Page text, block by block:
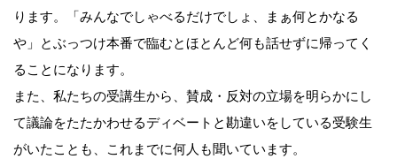
ります。「みんなでしゃべるだけでしょ、まぁ何とかなる
や」とぶっつけ本番で臨むとほとんど何も話せずに帰ってく
ることになります。
また、私たちの受講生から、賛成・反対の立場を明らかにし
て議論をたたかわせるディベートと勘違いをしている受験生
がいたことも、これまでに何人も聞いています。